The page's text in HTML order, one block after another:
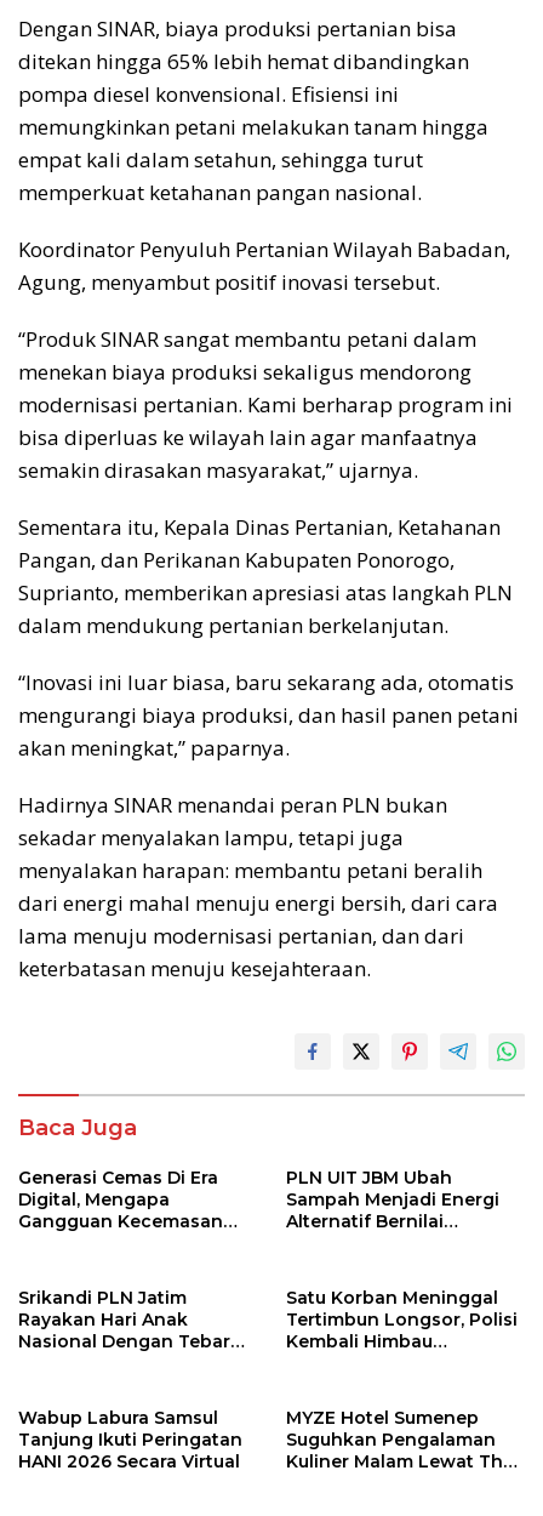
Dengan SINAR, biaya produksi pertanian bisa
ditekan hingga 65% lebih hemat dibandingkan
pompa diesel konvensional. Efisiensi ini
memungkinkan petani melakukan tanam hingga
empat kali dalam setahun, sehingga turut
memperkuat ketahanan pangan nasional.
Koordinator Penyuluh Pertanian Wilayah Babadan,
Agung, menyambut positif inovasi tersebut.
“Produk SINAR sangat membantu petani dalam
menekan biaya produksi sekaligus mendorong
modernisasi pertanian. Kami berharap program ini
bisa diperluas ke wilayah lain agar manfaatnya
semakin dirasakan masyarakat,” ujarnya.
Sementara itu, Kepala Dinas Pertanian, Ketahanan
Pangan, dan Perikanan Kabupaten Ponorogo,
Suprianto, memberikan apresiasi atas langkah PLN
dalam mendukung pertanian berkelanjutan.
“Inovasi ini luar biasa, baru sekarang ada, otomatis
mengurangi biaya produksi, dan hasil panen petani
akan meningkat,” paparnya.
Hadirnya SINAR menandai peran PLN bukan
sekadar menyalakan lampu, tetapi juga
menyalakan harapan: membantu petani beralih
dari energi mahal menuju energi bersih, dari cara
lama menuju modernisasi pertanian, dan dari
keterbatasan menuju kesejahteraan.
Baca Juga
Generasi Cemas Di Era
Digital, Mengapa
Gangguan Kecemasan
PLN UIT JBM Ubah
Sampah Menjadi Energi
Alternatif Bernilai
Srikandi PLN Jatim
Rayakan Hari Anak
Nasional Dengan Tebar
Satu Korban Meninggal
Tertimbun Longsor, Polisi
Kembali Himbau
Wabup Labura Samsul
Tanjung Ikuti Peringatan
HANI 2026 Secara Virtual
MYZE Hotel Sumenep
Suguhkan Pengalaman
Kuliner Malam Lewat The